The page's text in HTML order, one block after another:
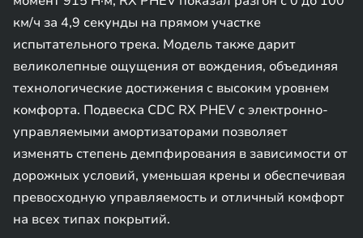
км/ч за 4,9 секунды на прямом участке
испытательного трека. Модель также дарит
великолепные ощущения от вождения, объединяя
технологические достижения с высоким уровнем
комфорта. Подвеска CDC RX PHEV с электронно-
управляемыми амортизаторами позволяет
изменять степень демпфирования в зависимости от
дорожных условий, уменьшая крены и обеспечивая
превосходную управляемость и отличный комфорт
на всех типах покрытий.